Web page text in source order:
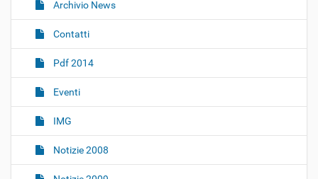
g
i
n
Archivio News
Contatti
Pdf 2014
Eventi
IMG
Notizie 2008